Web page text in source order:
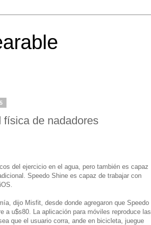
física de nadadores
del ejercicio en el agua, pero también es capaz
Speedo Shine es capaz de trabajar con
dijo Misfit, desde donde agregaron que Speedo
a u$s80. La aplicación para móviles reproduce las
que el usuario corra, ande en bicicleta, juegue